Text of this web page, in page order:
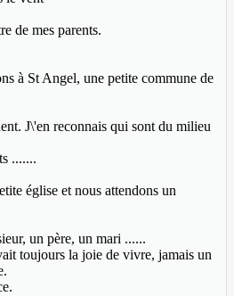
de mes parents.
à St Angel, une petite commune de
J\'en reconnais qui sont du milieu
.......
église et nous attendons un
un père, un mari ......
toujours la joie de vivre, jamais un